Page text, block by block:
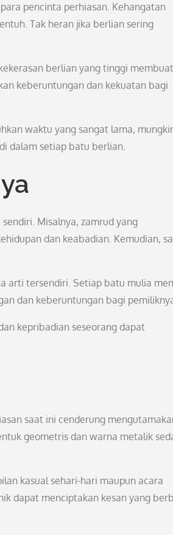
pencinta perhiasan. Kehangatan
Tak heran jika berlian sering
berlian yang tinggi
keberuntungan dan kekuatan bagi
waktu yang sangat lama,
dalam setiap batu berlian.
Misalnya, zamrud yang
dan keabadian. Kemudian,
arti tersendiri. Setiap batu mulia
dan keberuntungan bagi
kepribadian seseorang dapat
saat ini cenderung
geometris dan warna metalik
kasual sehari-hari maupun acara
dapat menciptakan kesan yang